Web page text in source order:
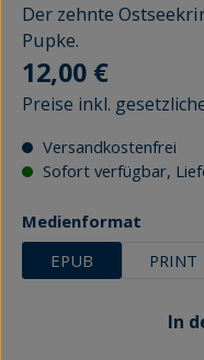
Der zehnte
Pupke.
Regulärer Preis:
12,00 €
Preise inkl.
Versandkostenfrei
Sofort verfügbar,
Medienformat
EPUB
PRINT
In